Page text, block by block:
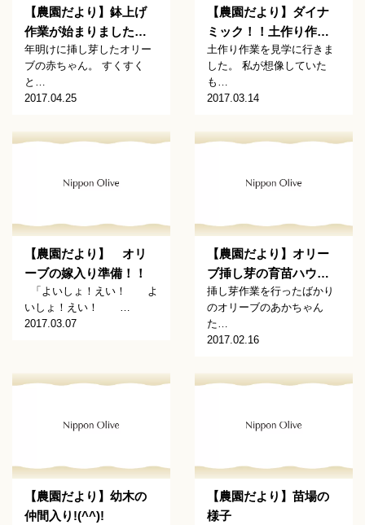
【農園だより】鉢上げ
作業が始まりました…
年明けに挿し芽したオリー
ブの赤ちゃん。 すくすく
と…
2017.04.25
【農園だより】ダイナ
ミック！！土作り作…
土作り作業を見学に行きま
した。 私が想像していた
も…
2017.03.14
【農園だより】 オリ
ーブの嫁入り準備！！
「よいしょ！えい！ よ
いしょ！えい！ …
2017.03.07
【農園だより】オリー
ブ挿し芽の育苗ハウ…
挿し芽作業を行ったばかり
のオリーブのあかちゃん
た…
2017.02.16
【農園だより】幼木の
仲間入り!(^^)!
【農園だより】苗場の
様子